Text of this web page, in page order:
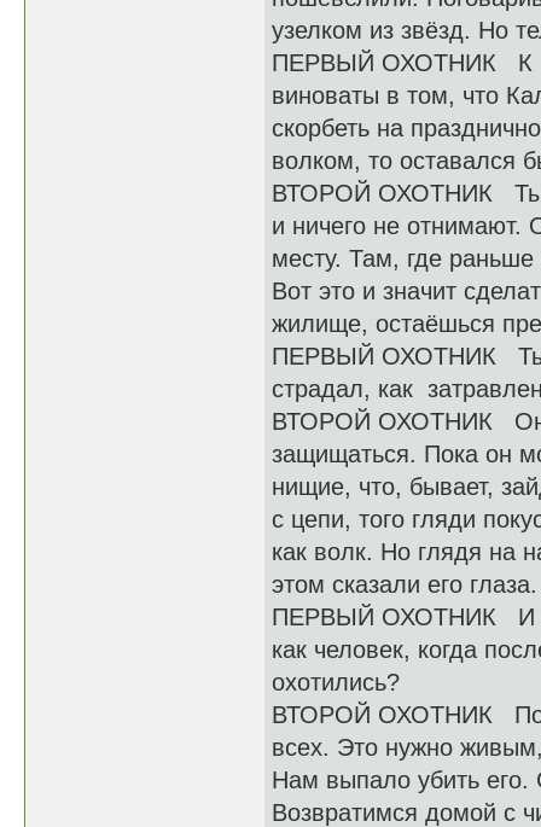
узелком из звёзд. Но
ПЕРВЫЙ ОХОТНИК К
виноваты в том, что
скорбеть на
волком, то оставался
ВТОРОЙ ОХОТНИК Ты
и ничего не отнимают.
месту. Там, где
Вот это и значит
жилище, остаёшься
ПЕРВЫЙ ОХОТНИК Ты,
страдал, как
ВТОРОЙ ОХОТНИК Он
защищаться. Пока он
нищие, что, бывает,
с цепи, того гляди
как волк. Но глядя на
этом сказали его глаза.
ПЕРВЫЙ ОХОТНИК И ты
как человек, когда
охотились?
ВТОРОЙ ОХОТНИК По
всех. Это нужно
Нам выпало убить
Возвратимся домой с